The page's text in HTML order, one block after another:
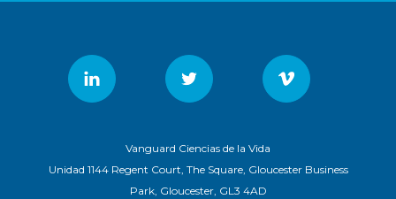
Vanguard Ciencias de la Vida
Unidad 1144 Regent Court, The Square, Gloucester Business
Park, Gloucester, GL3 4AD